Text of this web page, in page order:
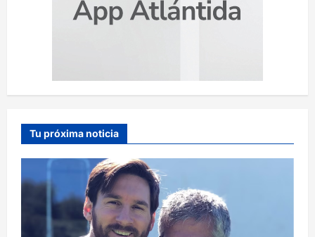
Tu próxima noticia